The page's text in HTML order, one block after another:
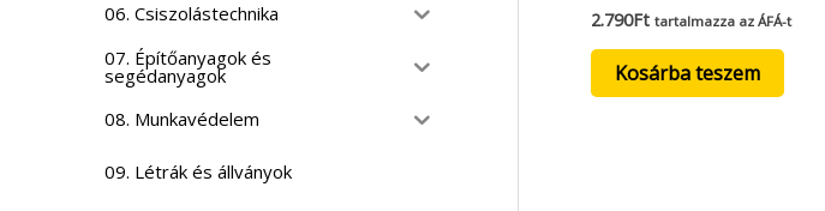
06. Csiszolástechnika
07. Építőanyagok és
segédanyagok
08. Munkavédelem
09. Létrák és állványok
2.790Ft tartalmazza az ÁFÁ-t
Kosárba teszem